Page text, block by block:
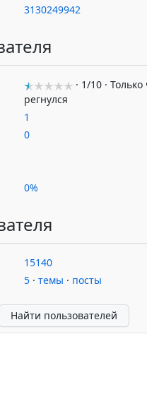
3130249942
· 1/10 · Только
регнулся
1
0
0%
15140
5 · темы · посты